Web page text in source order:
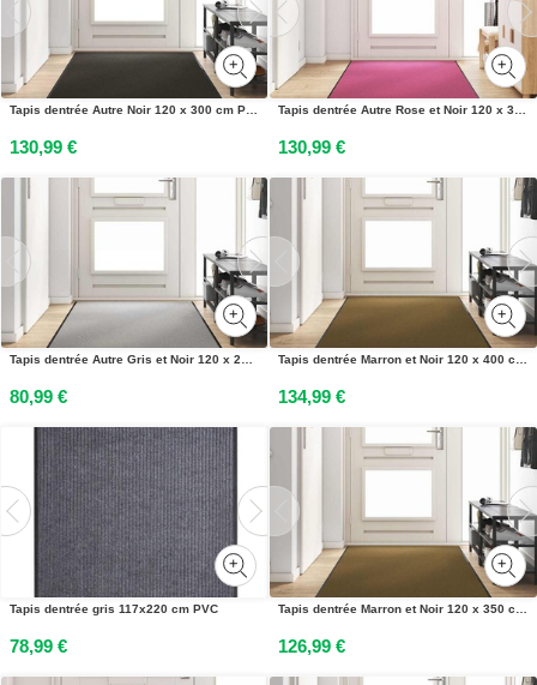
Tapis dentrée Autre Noir 120 x 300 cm Polyamide et PVC
130,99 €
Tapis dentrée Autre Rose et Noir 120 x 350 cm Polyamide et PVC
130,99 €
Tapis dentrée Autre Gris et Noir 120 x 250 cm
80,99 €
Tapis dentrée Marron et Noir 120 x 400 cm Polyamide et PVC
134,99 €
Tapis dentrée gris 117x220 cm PVC
78,99 €
Tapis dentrée Marron et Noir 120 x 350 cm Polyamide et PVC
126,99 €